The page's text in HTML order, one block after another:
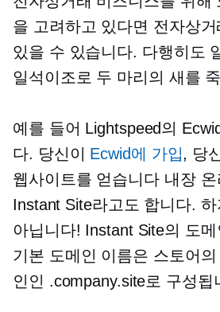
을 고려하고 있다면 전자상
있을 수 있습니다. 다행히도
일석이조로 두 마리의 새를
예를 들어 Lightspeed의
다. 당신이 Ecwid에 가입, 당
웹사이트를 얻습니다 내장온
Instant Site라고도 합니다.
아닙니다! Instant Site의 도
기본 도메인 이름은 스토어의
인인 .company.site로 구성됩